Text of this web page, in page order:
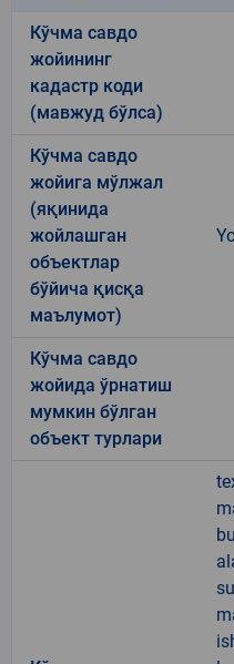
Кўчма савдо
жойининг
кадастр коди
(мавжуд бўлса)
Кўчма савдо
жойига мўлжал
(яқинида
жойлашган
объектлар
бўйича қисқа
маълумот)
Кўчма савдо
жойида ўрнатиш
мумкин бўлган
объект турлари